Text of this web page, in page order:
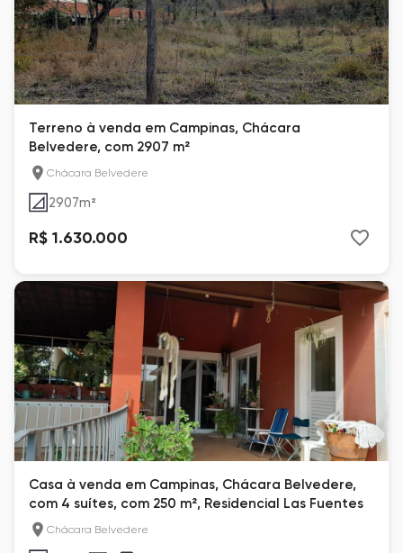
Terreno à venda em Campinas, Chácara
Belvedere, com 2907 m²
Chácara Belvedere
2907m²
R$ 1.630.000
Casa à venda em Campinas, Chácara Belvedere,
com 4 suítes, com 250 m², Residencial Las Fuentes
Chácara Belvedere